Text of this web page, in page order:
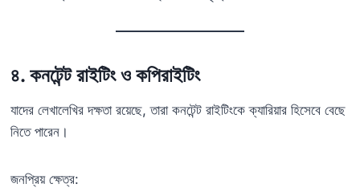
৪. কনটেন্ট রাইটিং ও কপিরাইটিং
যাদের লেখালেখির দক্ষতা রয়েছে, তারা কনটেন্ট রাইটিংকে ক্যারিয়ার হিসেবে বেছে
নিতে পারেন।
জনপ্রিয় ক্ষেত্র: